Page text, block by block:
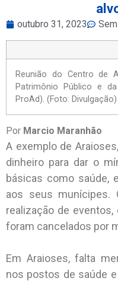
outubro 31, 2023
Reunião do Centro de
Patrimônio Público e
ProAd). (Foto: Divulgação)
Por Marcio Maranhão
A exemplo de
dinheiro para dar o
básicas como saúde,
aos seus munícipes.
realização de
foram cancelados por
Em Araioses, falta
nos postos de saúde